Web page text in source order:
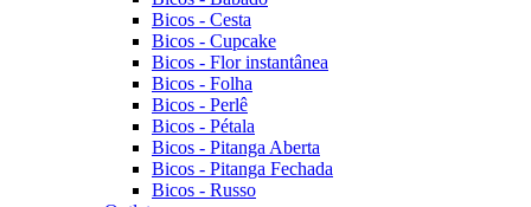
Bicos - Cesta
Bicos - Cupcake
Bicos - Flor instantânea
Bicos - Folha
Bicos - Perlê
Bicos - Pétala
Bicos - Pitanga Aberta
Bicos - Pitanga Fechada
Bicos - Russo